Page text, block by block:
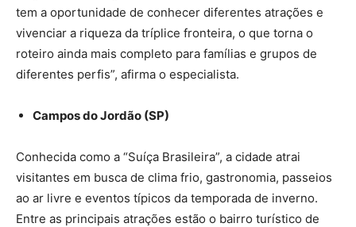
tem a oportunidade de conhecer diferentes atrações e
vivenciar a riqueza da tríplice fronteira, o que torna o
roteiro ainda mais completo para famílias e grupos de
diferentes perfis”, afirma o especialista.
Campos do Jordão (SP)
Conhecida como a “Suíça Brasileira”, a cidade atrai
visitantes em busca de clima frio, gastronomia, passeios
ao ar livre e eventos típicos da temporada de inverno.
Entre as principais atrações estão o bairro turístico de